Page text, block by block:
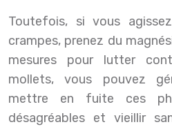
Toutefois, si vous
crampes, prenez du
mesures pour lutter
mollets, vous pouvez
mettre en fuite ces
désagréables et vieillir